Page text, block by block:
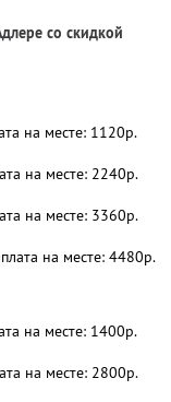
со скидкой
на месте: 1120р.
на месте: 2240р.
на месте: 3360р.
на месте: 4480р.
на месте: 1400р.
на месте: 2800р.